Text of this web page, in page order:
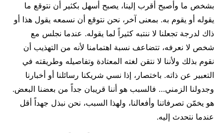
بشخص ما وأصبح أقرب إلينا، يصبح أسهل بكثير أن نتوقع ما
يقوله أو يقوم به. بمعنى آخر، نحن نتوقع أن نسمعه يقول هذا أو
ذاك لدرجة تجعلنا لا ننتبه كثيراً لما يقوله. عندما نجلس مع
شخص لا نعرفه، تتضاعف نسبة اهتمامنا لأنه من التهذيب أن
نقوم بذلك ولأننا لا نتقن لغته المعتادة وتفاصيله وطريقته في
التعبير عن ذاته. باختصار، إذا نسي شريكنا رسائلنا أو أخبارنا
وجدولنا الزمني… فالسبب هو أننا قريبان جداً من بعضنا البعض.
هو يخمّن تصرفاتنا وأفعالنا، ولهذا السبب، نحن نبذل جهداً أقل
عندما نتحدث إليه.